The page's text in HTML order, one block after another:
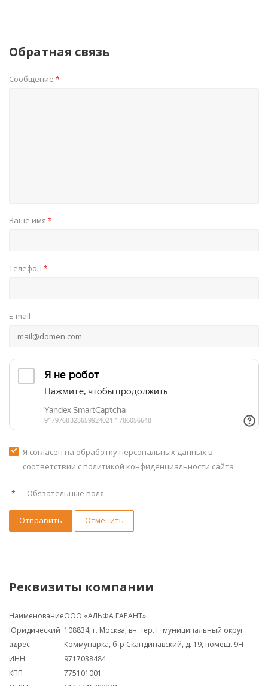
Обратная связь
Сообщение *
Ваше имя *
Телефон *
E-mail
Я согласен на обработку персональных данных в
соответствии с политикой конфиденциальности сайта
* — Обязательные поля
Отправить Отменить
Реквизиты компании
НаименованиеООО «АЛЬФА ГАРАНТ»
Юридический
адрес
108834, г. Москва, вн. тер. г. муниципальный округ
Коммунарка, б-р Скандинавский, д. 19, помещ. 9Н
ИНН
9717038484
КПП
775101001